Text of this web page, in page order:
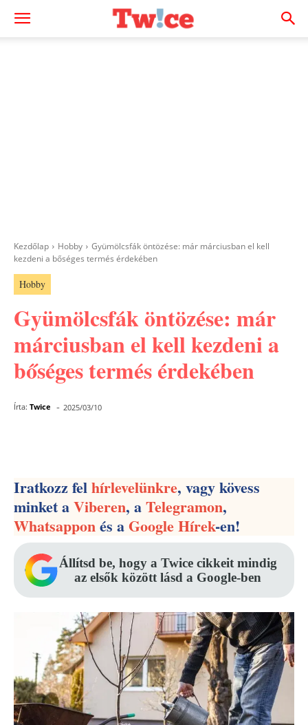
Kezdőlap Hobby
Gyümölcsfák öntözése: már márciusban el kell
kezdeni a bőséges termés érdekében
Hobby
Gyümölcsfák öntözése: már
márciusban el kell kezdeni a
bőséges termés érdekében
Írta: Twice - 2025/03/10
Iratkozz felhírlevelünkre, vagy kövess
minket aViberen, aTelegramon,
Whatsapponés aGoogle Hírek-en!
Állítsd be, hogy a Twice cikkeit mindig
az elsők között lásd a Google-ben